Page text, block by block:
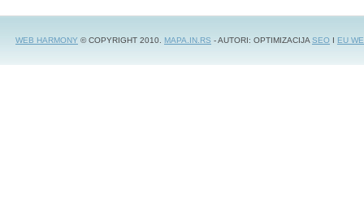
WEB HARMONY © COPYRIGHT 2010. MAPA.IN.RS - AUTORI: OPTIMIZACIJA SEO I EU